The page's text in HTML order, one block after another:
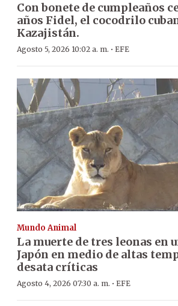
Con bonete de cumpleaños
años Fidel, el cocodrilo
Kazajistán.
Agosto 5, 2026 10:02 a. m. · EFE
Mundo Animal
La muerte de tres leonas en
Japón en medio de altas
desata críticas
Agosto 4, 2026 07:30 a. m. · EFE